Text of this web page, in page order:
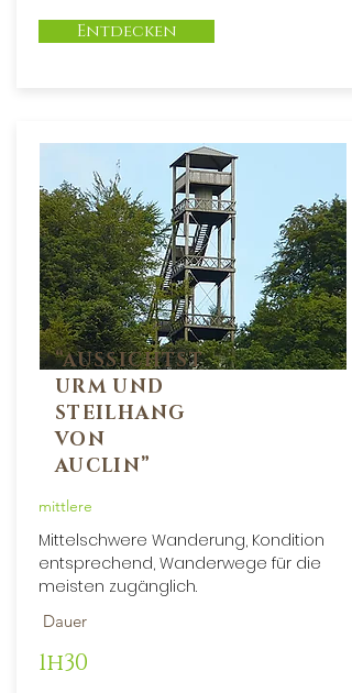
Entdecken
“AUSSICHTST
URM UND
STEILHANG
VON
AUCLIN”
mittlere
Mittelschwere Wanderung, Kondition
entsprechend, Wanderwege für die
meisten zugänglich.
Dauer
1h30